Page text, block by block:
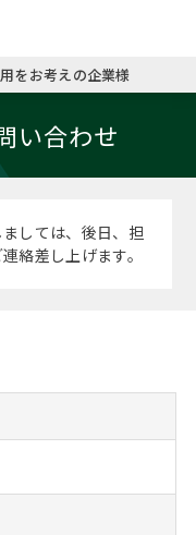
ミッシ
コンサ
お申し
キャリ
キャリ
MBAの
おわり
MBA留
日本か
英文レ
パワー
をお考えの企業様
い合わせ
しては、後日、担
絡差し上げます。